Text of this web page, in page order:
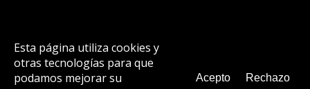
Instagram
Facebook
YouTube
Vimeo
Esta página utiliza cookies y
otras tecnologías para que
podamos mejorar su
Acepto Rechazo